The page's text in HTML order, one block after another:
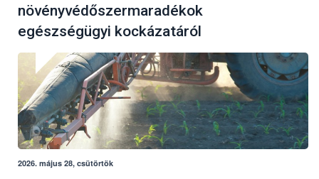
növényvédőszermaradékok
egészségügyi kockázatáról
2026. május 28, csütörtök